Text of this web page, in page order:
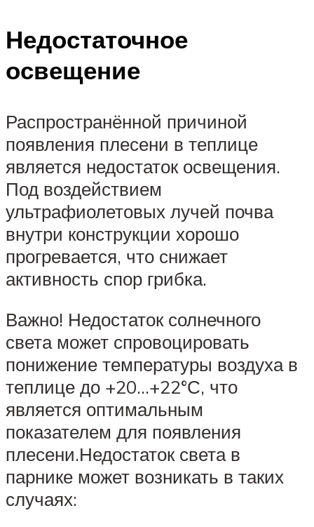
Недостаточное
освещение
Распространённой причиной
появления плесени в теплице
является недостаток освещения.
Под воздействием
ультрафиолетовых лучей почва
внутри конструкции хорошо
прогревается, что снижает
активность спор грибка.
Важно! Недостаток солнечного
света может спровоцировать
понижение температуры воздуха в
теплице до +20…+22°С, что
является оптимальным
показателем для появления
плесени.Недостаток света в
парнике может возникать в таких
случаях: